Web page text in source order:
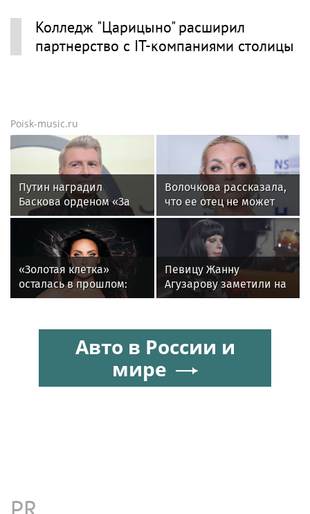
Колледж "Царицыно" расширил
партнерство с IT-компаниями столицы
Poisk-music.ru
Путин наградил
Баскова орденом «За
заслуги перед
Отечеством» IV степени
Волочкова рассказала,
что ее отец не может
восстановиться после
инсульта
«Золотая клетка»
осталась в прошлом:
как Алсу изменила
Певицу Жанну
Агузарову заметили на
отдыхе в загородном
другом
Авто в России и
мире